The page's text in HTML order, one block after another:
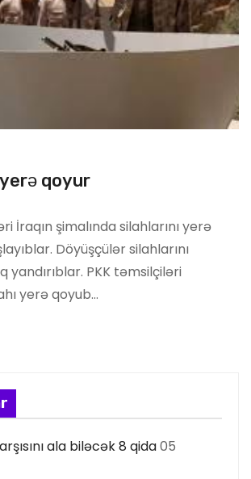
yerə qoyur
İraqın şimalında silahlarını yerə
Döyüşçülər silahlarını
yandırıblar. PKK təmsilçiləri
yerə qoyub…
ala biləcək 8 qida05